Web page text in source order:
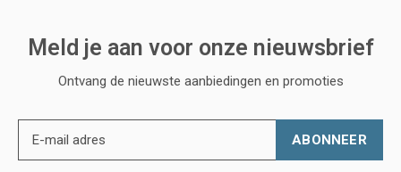
Meld je aan voor onze nieuwsbrief
Ontvang de nieuwste aanbiedingen en promoties
ABONNEER